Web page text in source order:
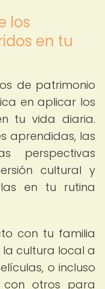
los
en tu
de patrimonio
en aplicar los
tu vida diaria.
aprendidas, las
perspectivas
cultural y
en tu rutina
con tu familia
cultura local a
o incluso
con otros para